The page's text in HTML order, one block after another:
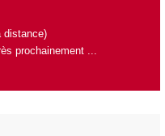
distance)
prochainement ...